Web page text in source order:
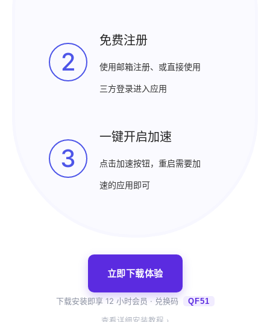
2
免费注册
使用邮箱注册、或直接使用
三方登录进入应用
3
一键开启加速
点击加速按钮，重启需要加
速的应用即可
立即下载体验
下载安装即享 12 小时会员 · 兑换码 QF51